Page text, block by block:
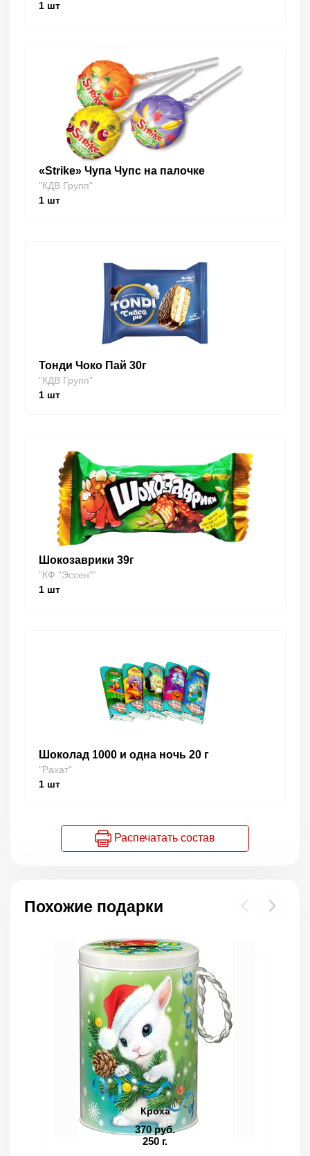
1 шт
«Strike» Чупа Чупс на палочке
"КДВ Групп"
1 шт
Тонди Чоко Пай 30г
"КДВ Групп"
1 шт
Шокозаврики 39г
"КФ "Эссен""
1 шт
Шоколад 1000 и одна ночь 20 г
"Рахат"
1 шт
Распечатать состав
Похожие подарки
Кроха
370 руб.
250 г.